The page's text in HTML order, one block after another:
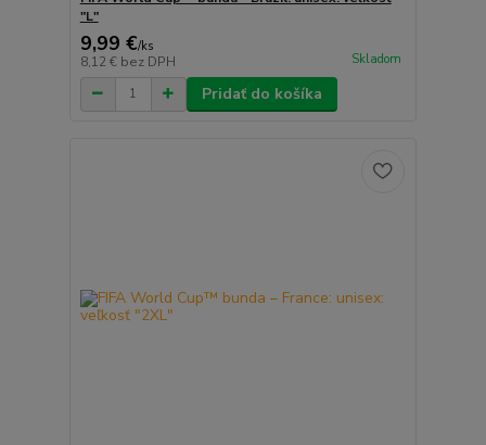
"L"
9,99 €/ks
8,12 € bez DPH Skladom
Pridať do košíka